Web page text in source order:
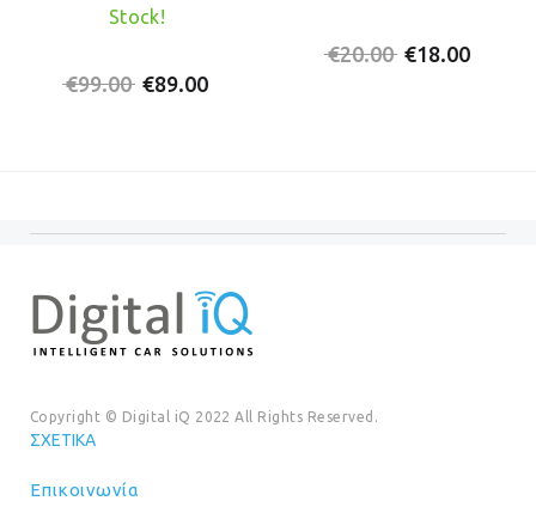
€99.00 Original
€89.00
Stock!
€20.00 Original
€18.00
Copyright © Digital iQ 2022 All Rights Reserved.
ΣΧΕΤΙΚΆ
Επικοινωνία